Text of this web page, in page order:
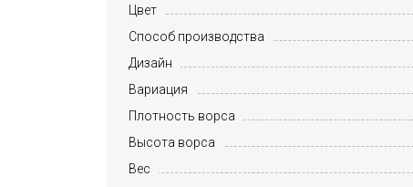
Цвет
Способ производства
Дизайн
Вариация
Плотность ворса
Высота ворса
Вес